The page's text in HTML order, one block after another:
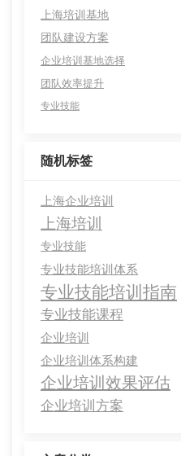
上海培训基地
团队建设方案
企业培训基地选择
团队效率提升
专业技能
随机标签
上海企业培训
上海培训
专业技能
专业技能培训体系
专业技能培训指南
专业技能课程
企业培训
企业培训体系构建
企业培训效果评估
企业培训方案